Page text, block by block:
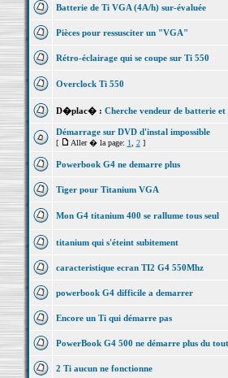
Batterie de Ti VGA (4A/h) sur-évaluée
Pièces pour ressusciter un "VGA"
Rétro-éclairage qui se coupe sur Ti 550
Overclock Ti 550
D�plac� : Cherche vendeur de batterie et
Démarrage sur DVD d'instal impossible
[ Aller � la page: 1 2]
Powerbook G4 ne demarre plus
Tiger pour Titanium VGA
Mon G4 titanium 400 se rallume tous seul
titanium qui s'éteint subitement
caracteristique ecran TI2 G4 550Mhz
powerbook G4 difficile a demarrer
Encore un Ti qui démarre pas
PowerBook G4 500 ne démarre plus du
2 Ti aucun ne fonctionne